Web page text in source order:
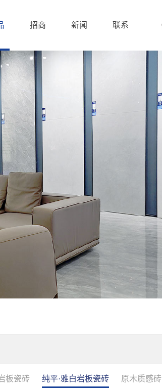
招商 新闻 联系
板瓷砖 纯平·雅白岩板瓷砖 原木质感砖